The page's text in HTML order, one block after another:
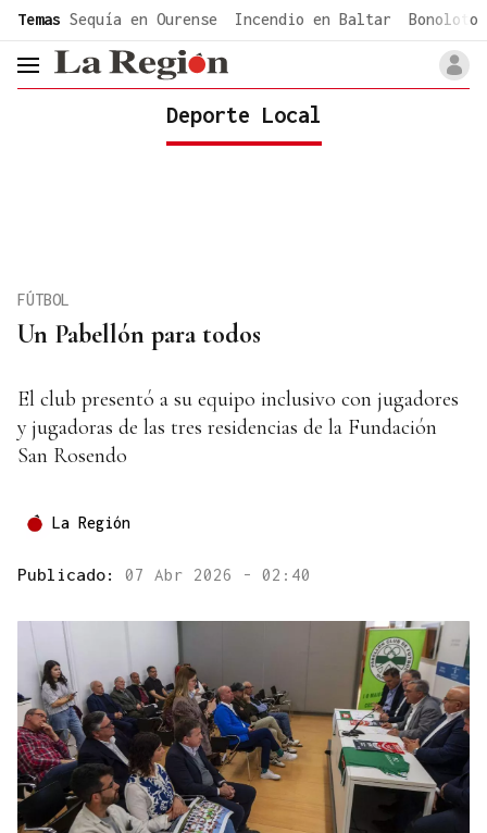
common.go-to-content
Temas Sequía en Ourense Incendio en Baltar Bonoloto
header.menu.open
Deporte Local
Un Pabellón para todos
FÚTBOL
El club presentó a su equipo inclusivo con jugadores
y jugadoras de las tres residencias de la Fundación
San Rosendo
La Región
Publicado: 07 Abr 2026 - 02:40